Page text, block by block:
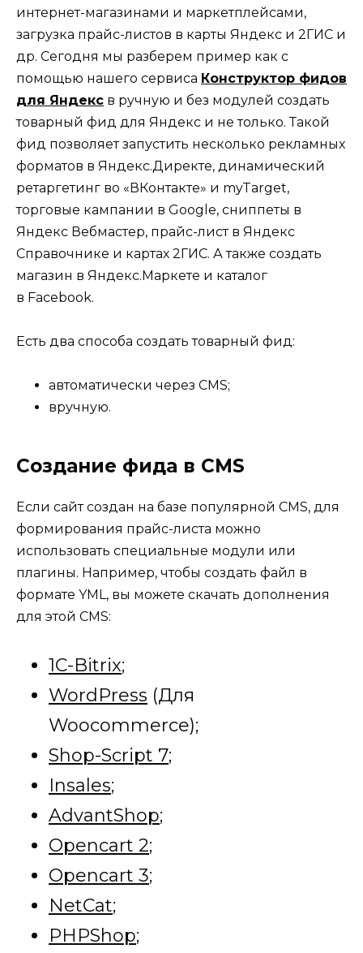
интернет-магазинами и маркетплейсами,
загрузка прайс-листов в карты Яндекс и 2ГИС и
др. Сегодня мы разберем пример как с
помощью нашего сервиса Конструктор фидов
для Яндекс в ручную и без модулей создать
товарный фид для Яндекс и не только. Такой
фид позволяет запустить несколько рекламных
форматов в Яндекс.Директе, динамический
ретаргетинг во «ВКонтакте» и myTarget,
торговые кампании в Google, сниппеты в
Яндекс Вебмастер, прайс-лист в Яндекс
Справочнике и картах 2ГИС. А также создать
магазин в Яндекс.Маркете и каталог
в Facebook.
Есть два способа создать товарный фид:
автоматически через CMS;
вручную.
Создание фида в CMS
Если сайт создан на базе популярной CMS, для
формирования прайс-листа можно
использовать специальные модули или
плагины. Например, чтобы создать файл в
формате YML, вы можете скачать дополнения
для этой CMS:
1C-Bitrix;
WordPress (Для
Woocommerce);
Shop-Script 7;
Insales;
AdvantShop;
Opencart 2;
Opencart 3;
NetCat;
PHPShop;